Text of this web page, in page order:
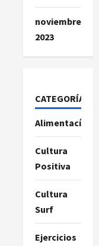
noviembre
2023
CATEGORÍAS
Alimentacíon
Cultura
Positiva
Cultura
Surf
Ejercicios